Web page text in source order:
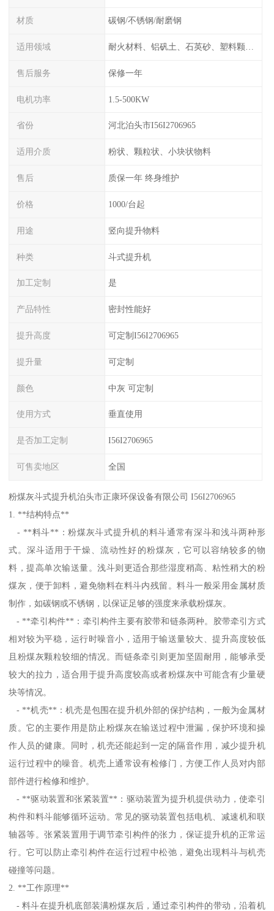
材质 碳钢/不锈钢/耐磨钢
适用领域 耐火材料、铝矾土、石英砂、塑料颗粒、活性炭颗粒、炭黑颗粒、石墨粉、硅胶颗粒、酚醛树脂、氢氧化钙粉等
售后服务 保修一年
电机功率 1.5-500KW
省份 河北泊头市I56I2706965
适用介质 粉状、颗粒状、小块状物料
售后 质保一年 终身维护
价格 1000/台起
用途 竖向提升物料
种类 斗式提升机
加工定制 是
产品特性 密封性能好
提升高度 可定制I56I2706965
提升量 可定制
颜色 中灰 可定制
使用方式 垂直使用
是否加工定制 I56I2706965
可售卖地区 全国
粉煤灰斗式提升机泊头市正康环保设备有限公司 I56I2706965
1. **结构特点**
- **料斗**：粉煤灰斗式提升机的料斗通常有深斗和浅斗两种形
式。深斗适用于干燥、流动性好的粉煤灰，它可以容纳较多的物
料，提高单次输送量。浅斗则更适合那些湿度稍高、粘性稍大的粉
煤灰，便于卸料，避免物料在料斗内残留。料斗一般采用金属材质
制作，如碳钢或不锈钢，以保证足够的强度来承载粉煤灰。
- **牵引构件**：牵引构件主要有胶带和链条两种。胶带牵引方式
相对较为平稳，运行时噪音小，适用于输送量较大、提升高度较低
且粉煤灰颗粒较细的情况。而链条牵引则更加坚固耐用，能够承受
较大的拉力，适合用于提升高度较高或者粉煤灰中可能含有少量硬
块等情况。
- **机壳**：机壳是包围在提升机外部的保护结构，一般为金属材
质。它的主要作用是防止粉煤灰在输送过程中泄漏，保护环境和操
作人员的健康。同时，机壳还能起到一定的隔音作用，减少提升机
运行过程中的噪音。机壳上通常设有检修门，方便工作人员对内部
部件进行检修和维护。
- **驱动装置和张紧装置**：驱动装置为提升机提供动力，使牵引
构件和料斗能够循环运动。常见的驱动装置包括电机、减速机和联
轴器等。张紧装置用于调节牵引构件的张力，保证提升机的正常运
行。它可以防止牵引构件在运行过程中松弛，避免出现料斗与机壳
碰撞等问题。
2. **工作原理**
- 料斗在提升机底部装满粉煤灰后，通过牵引构件的带动，沿着机